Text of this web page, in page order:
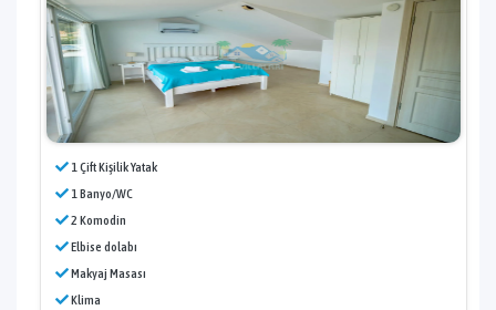
1 Çift Kişilik Yatak
1 Banyo/WC
2 Komodin
Elbise dolabı
Makyaj Masası
Klima